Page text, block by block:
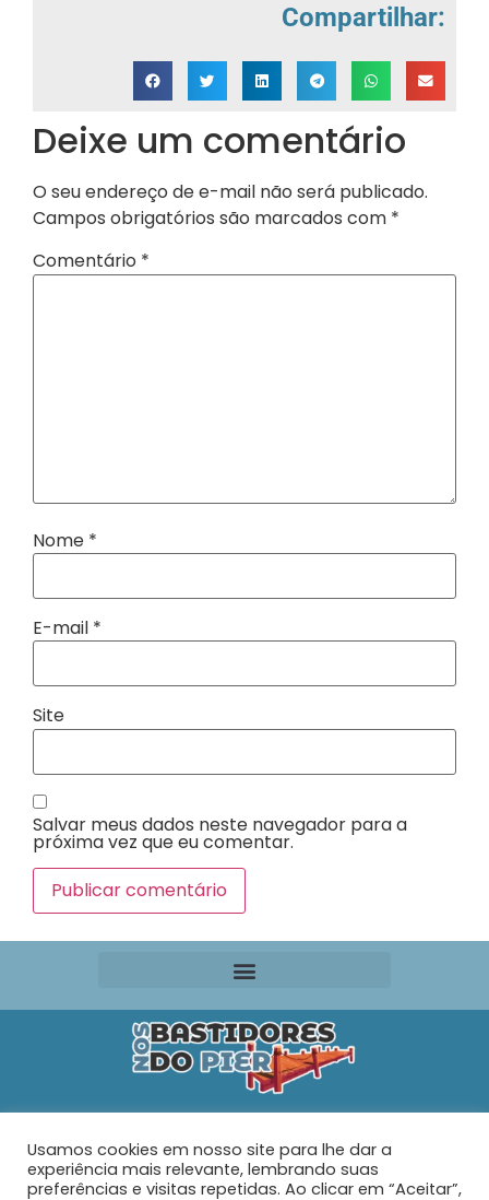
Compartilhar:
Deixe um comentário
O seu endereço de e-mail não será publicado.
Campos obrigatórios são marcados com *
Comentário *
Nome *
E-mail *
Site
Salvar meus dados neste navegador para a
próxima vez que eu comentar.
Rua Maria de Souza Santos Nº 159 – AP 401 –
Tabuleiro – Barra Velha – SC
Usamos cookies em nosso site para lhe dar a
experiência mais relevante, lembrando suas
preferências e visitas repetidas. Ao clicar em “Aceitar”,